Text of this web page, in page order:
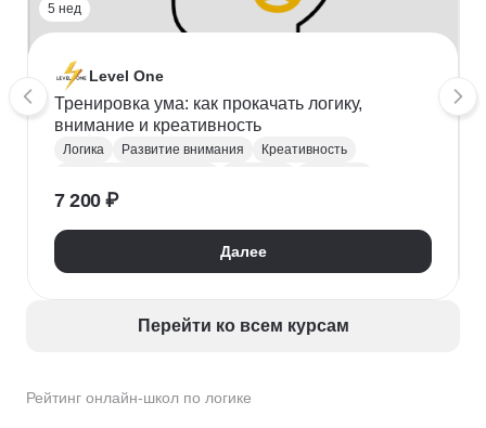
Рейтинг онлайн-школ по логике
5 нед
Level One
Тренировка ума: как прокачать логику,
внимание и креативность
Логика Развитие внимания
Креативность
Soft Skills
7 200 ₽
Далее
Перейти ко всем курсам